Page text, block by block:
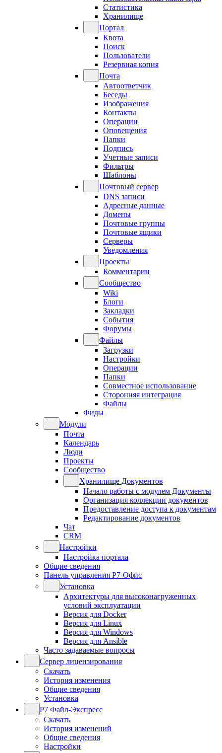
Статистика
Хранилище
Портал
Квота
Поиск
Пользователи
Резервная копия
Почта
Автоответчик
Беседы
Изображения
Контакты
Операции
Оповещения
Папки
Подпись
Учетные записи
Фильтры
Шаблоны
Почтовый сервер
DNS записи
Адресные данные
Домены
Почтовые группы
Почтовые ящики
Серверы
Уведомления
Проекты
Комментарии
Сообщество
Wiki
Блоги
Закладки
События
Форумы
Файлы
Загрузки
Настройки
Операции
Папки
Совместное использование
Сторонняя интеграция
Файлы
Фиды
Модули
Почта
Календарь
Люди
Проекты
Сообщество
Хранилище Документов
Начало работы с модулем Документы
Организация коллекции документов
Предоставление доступа к документам
Редактирование документов
Чат
CRM
Настройки
Настройка портала
Общие сведения
Панель управления Р7-Офис
Установка
Архитектуры для высоконагруженных
условий эксплуатации
Версия для Docker
Версия для Linux
Версия для Windows
Версия для Ansible
Часто задаваемые вопросы
Сервер лицензирования
Скачать
История изменения
Общие сведения
Установка
Р7 Файл-Экспресс
Скачать
История изменений
Общие сведения
Настройки